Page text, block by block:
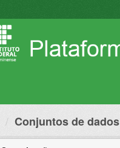
Conjuntos de dados